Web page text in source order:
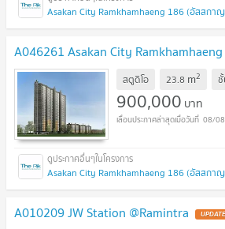
Asakan City Ramkhamhaeng 186 (อัสสกา
A046261 Asakan City Ramkhamhaeng
สตูดิโอ 23.8 m2
900,000 บาท
08/
Asakan City Ramkhamhaeng 186 (อัสสกา
A010209 JW Station @Ramintra